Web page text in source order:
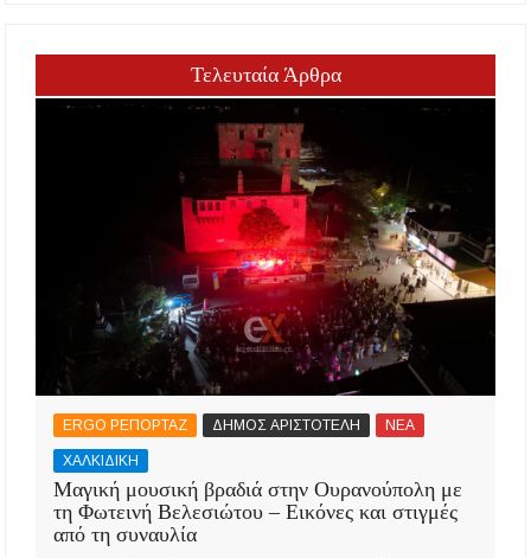
Τελευταία Άρθρα
ERGO ΡΕΠΟΡΤΑΖ ΔΗΜΟΣ ΑΡΙΣΤΟΤΕΛΗ ΝΕΑ
ΧΑΛΚΙΔΙΚΗ
Μαγική μουσική βραδιά στην Ουρανούπολη με
τη Φωτεινή Βελεσιώτου – Εικόνες και στιγμές
από τη συναυλία